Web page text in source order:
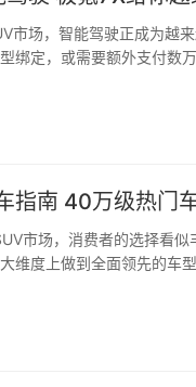
市场，智能驾驶正成为越
绑定，或需要额外支付数
指南 40万级热门
市场，消费者的选择看似
维度上做到全面领先的车